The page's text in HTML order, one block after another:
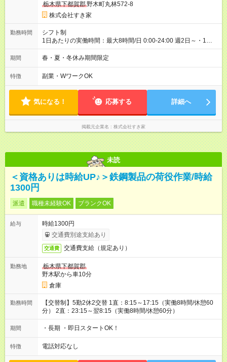
ただきます。 研修制度あり：15時間(研修中も同時給）
栃木県下都賀郡野木町丸林572-8
株式会社すき家
勤務時間
シフト制
1日あたりの実働時間：最大8時間/日 0:00-24:00 週2日～・1日
2h～OK ＜シフト例＞ 〇朝帯 5:00-9:00 〇昼帯 9:00-14:00 〇午
後帯 14:00-18:00 〇夜帯 18:00-22:00 〇深夜帯 22:00-翌5:00 基
ます♪
期間 春・夏・冬休み期間限定
特徴 副業・WワークOK
気になる！ 応募する 詳細へ
掲載元企業名 株式会社すき家
未読
＜資格ありは時給UP♪＞鉄鋼製品の荷役作業/時給
1300円
派遣 職種未経験OK ブランクOK
給与
時給1300円
交通費別途支給あり
交通費 交通費支給（規定あり）
勤務地
栃木県下都賀郡
野木駅から車10分
倉庫
勤務時間
【交替制】5勤2休2交替 1直：8:15～17:15（実働8時間/休憩60
分） 2直：23:15～翌8:15（実働8時間/休憩60分）
期間 ・長期 ・即日スタートOK！
特徴 電話対応なし